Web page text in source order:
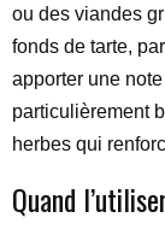
ou des viandes
fonds de tarte,
apporter une
particulièrement
herbes qui
Quand